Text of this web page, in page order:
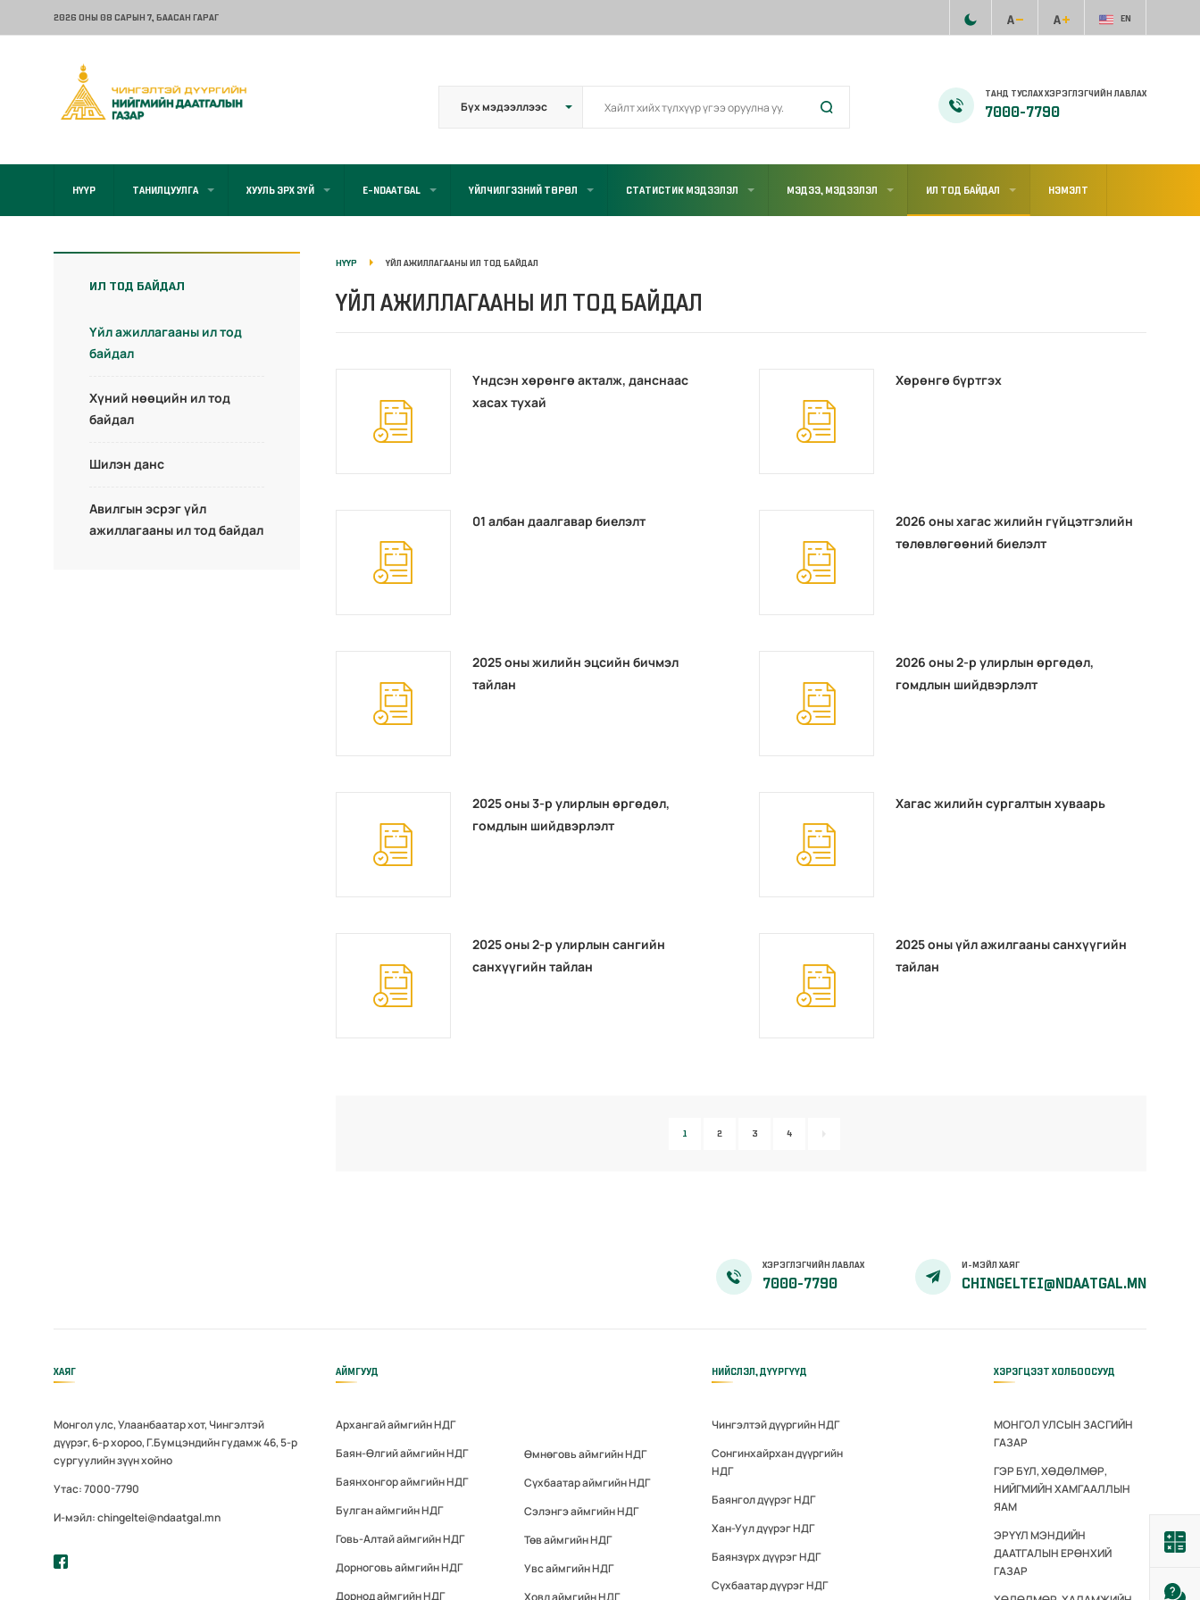
2026 ОНЫ 08 САРЫН 7, БААСАН ГАРАГ EN
ТАНД ТУСЛАХ ХЭРЭГЛЭГЧИЙН ЛАВЛАХ
7000-7790
НҮҮР ТАНИЛЦУУЛГА ХУУЛЬ ЭРХ ЗҮЙ E-NDAATGAL ҮЙЛЧИЛГЭЭНИЙ ТӨРӨЛ СТАТИСТИК МЭДЭЭЛЭЛ МЭДЭЭ, МЭДЭЭЛЭЛ ИЛ ТОД БАЙДАЛ НЭМЭЛТ
ИЛ ТОД БАЙДАЛ
Үйл ажиллагааны ил тод
байдал
Хүний нөөцийн ил тод
байдал
Шилэн данс
Авилгын эсрэг үйл
ажиллагааны ил тод байдал
НҮҮР ҮЙЛ АЖИЛЛАГААНЫ ИЛ ТОД БАЙДАЛ
ҮЙЛ АЖИЛЛАГААНЫ ИЛ ТОД БАЙДАЛ
Үндсэн хөрөнгө акталж, данснаас
хасах тухай
Хөрөнгө бүртгэх
01 албан даалгавар биелэлт
2026 оны хагас жилийн гүйцэтгэлийн
төлөвлөгөөний биелэлт
2025 оны жилийн эцсийн бичмэл
тайлан
2026 оны 2-р улирлын өргөдөл,
гомдлын шийдвэрлэлт
2025 оны 3-р улирлын өргөдөл,
гомдлын шийдвэрлэлт
Хагас жилийн сургалтын хуваарь
2025 оны 2-р улирлын сангийн
санхүүгийн тайлан
2025 оны үйл ажилгааны санхүүгийн
тайлан
1 2 3 4
ХЭРЭГЛЭГЧИЙН ЛАВЛАХ
7000-7790
И-МЭЙЛ ХАЯГ
CHINGELTEI@NDAATGAL.MN
ХАЯГ
Монгол улс, Улаанбаатар хот, Чингэлтэй
дүүрэг, 6-р хороо, Г.Бумцэндийн гудамж 46, 5-р
сургуулийн зүүн хойно
Утас: 7000-7790
И-мэйл: chingeltei@ndaatgal.mn
АЙМГУУД
Архангай аймгийн НДГ
Баян-Өлгий аймгийн НДГ
Баянхонгор аймгийн НДГ
Булган аймгийн НДГ
Говь-Алтай аймгийн НДГ
Дорноговь аймгийн НДГ
Дорнод аймгийн НДГ
Өмнөговь аймгийн НДГ
Сүхбаатар аймгийн НДГ
Сэлэнгэ аймгийн НДГ
Төв аймгийн НДГ
Увс аймгийн НДГ
Ховд аймгийн НДГ
НИЙСЛЭЛ, ДҮҮРГҮҮД
Чингэлтэй дүүргийн НДГ
Сонгинхайрхан дүүргийн
НДГ
Баянгол дүүрэг НДГ
Хан-Уул дүүрэг НДГ
Баянзүрх дүүрэг НДГ
Сүхбаатар дүүрэг НДГ
ХЭРЭГЦЭЭТ ХОЛБООСУУД
МОНГОЛ УЛСЫН ЗАСГИЙН
ГАЗАР
ГЭР БҮЛ, ХӨДӨЛМӨР,
НИЙГМИЙН ХАМГААЛЛЫН
ЯАМ
ЭРҮҮЛ МЭНДИЙН
ДААТГАЛЫН ЕРӨНХИЙ
ГАЗАР